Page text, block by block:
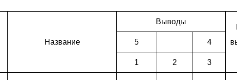
Наз­ва­ние
Выводы
5
4
1 2 3